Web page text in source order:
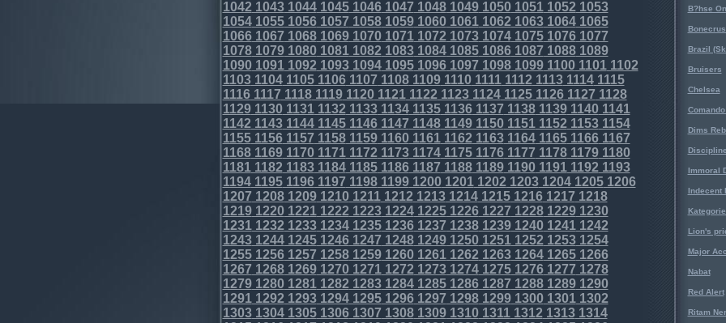
1042 10431044104510461047 10481049105010511052 1053
1054105510561057 10581059106010611062 106310641065
10661067 10681069107010711072 10731074107510761077
10781079108010811082 10831084108510861087 10881089
109010911092 10931094109510961097 10981099110011011102
11031104110511061107 11081109111011111112 111311141115
11161117 11181119112011211122 11231124112511261127 1128
1129113011311132 11331134113511361137 1138113911401141
1142 11431144114511461147 11481149115011511152 11531154
115511561157 11581159116011611162 11631164116511661167
11681169117011711172 11731174117511761177 117811791180
11811182 11831184118511861187 11881189119011911192 1193
1194119511961197 11981199120012011202 1203120412051206
1207 12081209121012111212 12131214121512161217 1218
1219122012211222 12231224122512261227 122812291230
12311232 12331234123512361237 12381239124012411242
12431244124512461247 12481249125012511252 12531254
125512561257 12581259126012611262 1263126412651266
1267 12681269127012711272 12731274127512761277 1278
1279128012811282 12831284128512861287 128812891290
12911292 12931294129512961297 12981299130013011302
13031304130513061307 13081309131013111312 13131314
B?hse
Brazil
Bruisers
Chelsea
Dims
Immoral
Indecent
Lion's
Major
Nabat
Red Alert
Ritam